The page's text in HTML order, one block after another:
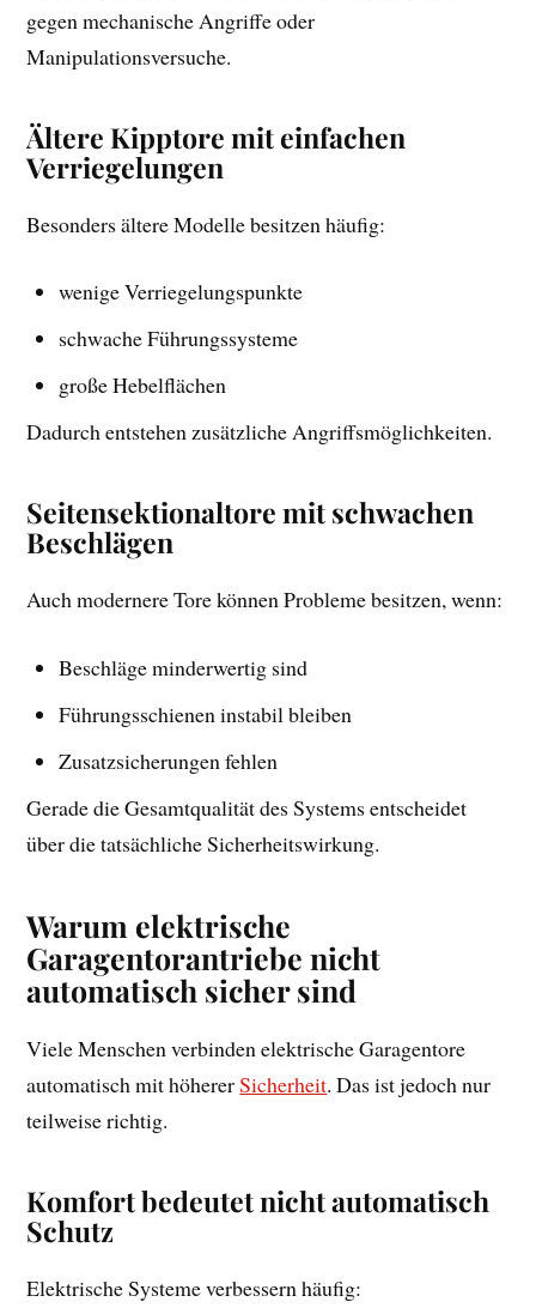
gegen mechanische Angriffe oder
Manipulationsversuche.
Ältere Kipptore mit einfachen
Verriegelungen
Besonders ältere Modelle besitzen häufig:
wenige Verriegelungspunkte
schwache Führungssysteme
große Hebelflächen
Dadurch entstehen zusätzliche Angriffsmöglichkeiten.
Seitensektionaltore mit schwachen
Beschlägen
Auch modernere Tore können Probleme besitzen, wenn:
Beschläge minderwertig sind
Führungsschienen instabil bleiben
Zusatzsicherungen fehlen
Gerade die Gesamtqualität des Systems entscheidet
über die tatsächliche Sicherheitswirkung.
Warum elektrische
Garagentorantriebe nicht
automatisch sicher sind
Viele Menschen verbinden elektrische Garagentore
automatisch mit höhererSicherheit. Das ist jedoch nur
teilweise richtig.
Komfort bedeutet nicht automatisch
Schutz
Elektrische Systeme verbessern häufig: